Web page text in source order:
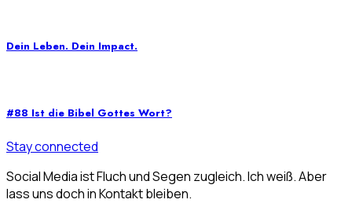
Dein Leben. Dein Impact.
#88 Ist die Bibel Gottes Wort?
Stay connected
Social Media ist Fluch und Segen zugleich. Ich weiß. Aber
lass uns doch in Kontakt bleiben.